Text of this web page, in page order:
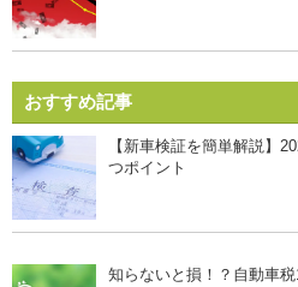
おすすめ記事
【新車検証を簡単解説】
つポイント
知らないと損！？自動車